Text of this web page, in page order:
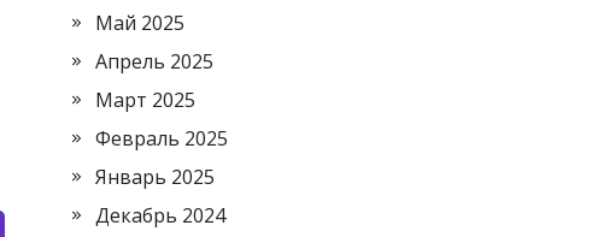
Май 2025
Апрель 2025
Март 2025
Февраль 2025
Январь 2025
Декабрь 2024